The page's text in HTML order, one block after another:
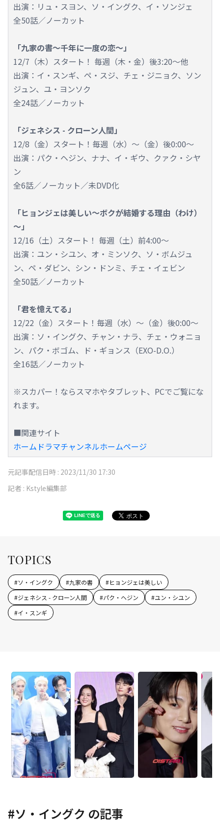
出演：リュ・スヨン、ソ・イングク、イ・ソンジェ
全50話／ノーカット
「九家の書～千年に一度の恋～」
12/7（木）スタート！ 毎週（木・金）後3:20～他
出演：イ・スンギ、ペ・スジ、チェ・ジニョク、ソン
ジュン、ユ・ヨンソク
全24話／ノーカット
「ジェネシス - クローン人間」
12/8（金）スタート！毎週（水）～（金）後0:00～
出演：パク・ヘジン、ナナ、イ・ギウ、クァク・シヤ
ン
全6話／ノーカット／未DVD化
「ヒョンジェは美しい～ボクが結婚する理由（わけ）
～」
12/16（土）スタート！ 毎週（土）前4:00～
出演：ユン・シユン、オ・ミンソク、ソ・ボムジュ
ン、ペ・ダビン、シン・ドンミ、チェ・イェビン
全50話／ノーカット
「君を憶えてる」
12/22（金）スタート！毎週（水）～（金）後0:00～
出演：ソ・イングク、チャン・ナラ、チェ・ウォニョ
ン、パク・ボゴム、ド・ギョンス（EXO-D.O.）
全16話／ノーカット
※スカパー！ならスマホやタブレット、PCでご覧にな
れます。
■関連サイト
ホームドラマチャンネルホームページ
元記事配信日時 : 2023/11/30 17:30
記者 : Kstyle編集部
TOPICS
#ソ・イングク #九家の書 #ヒョンジェは美しい
#ジェネシス - クローン人間 #パク・ヘジン #ユン・シユン
#イ・スンギ
#ソ・イングク の記事